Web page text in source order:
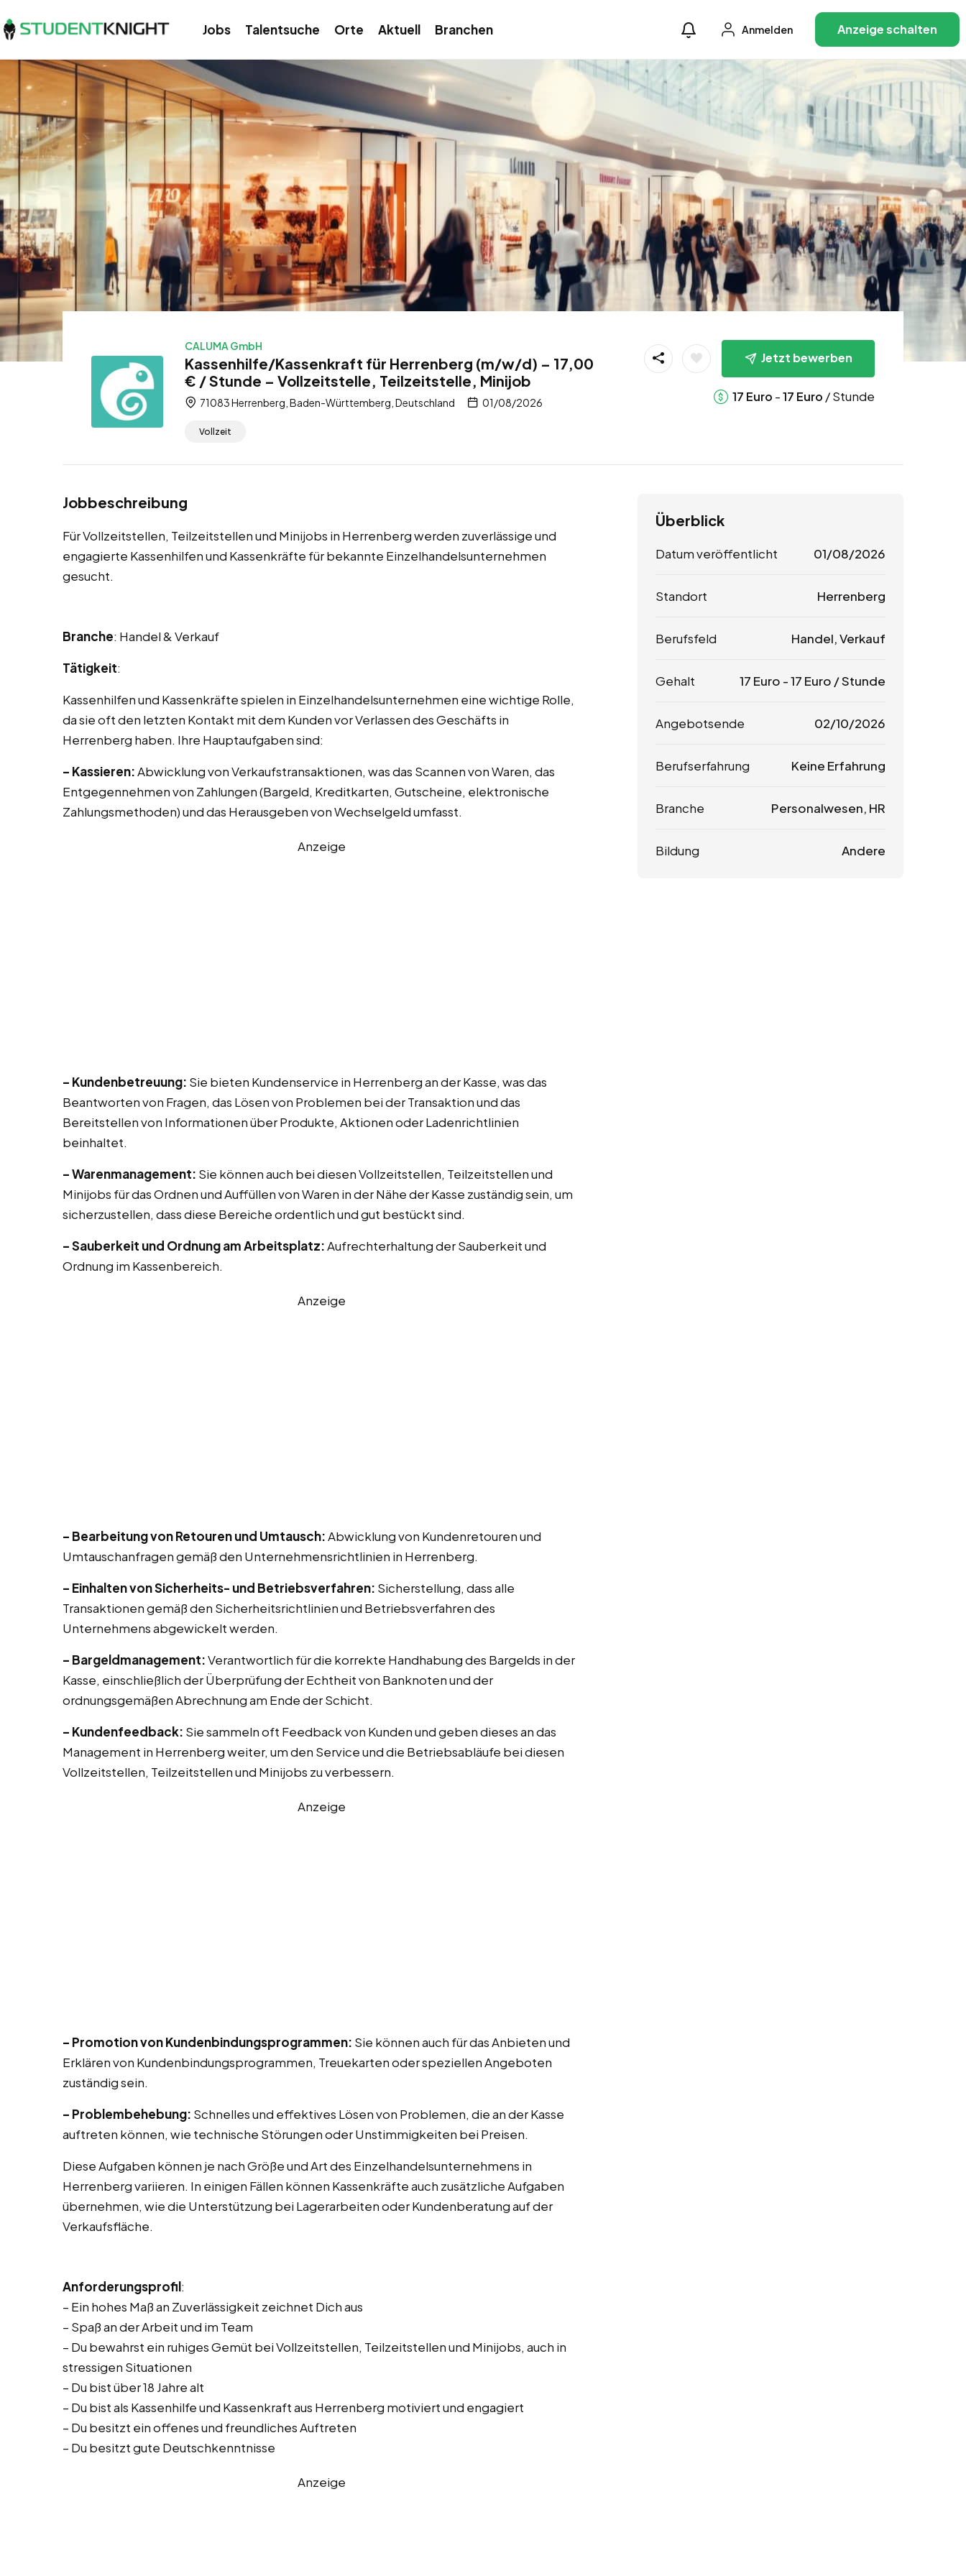
Jobs Talentsuche Orte Aktuell Branchen Anmelden Anzeige schalten
CALUMA GmbH
Kassenhilfe/Kassenkraft für Herrenberg (m/w/d) – 17,00
€ / Stunde – Vollzeitstelle, Teilzeitstelle, Minijob
71083 Herrenberg, Baden-Württemberg, Deutschland 01/08/2026
Vollzeit
Jetzt bewerben
17 Euro -17 Euro / Stunde
Jobbeschreibung
Für Vollzeitstellen, Teilzeitstellen und Minijobs in Herrenberg werden zuverlässige und
engagierte Kassenhilfen und Kassenkräfte für bekannte Einzelhandelsunternehmen
gesucht.
Branche: Handel & Verkauf
Tätigkeit:
Kassenhilfen und Kassenkräfte spielen in Einzelhandelsunternehmen eine wichtige Rolle,
da sie oft den letzten Kontakt mit dem Kunden vor Verlassen des Geschäfts in
Herrenberg haben. Ihre Hauptaufgaben sind:
– Kassieren:Abwicklung von Verkaufstransaktionen, was das Scannen von Waren, das
Entgegennehmen von Zahlungen (Bargeld, Kreditkarten, Gutscheine, elektronische
Zahlungsmethoden) und das Herausgeben von Wechselgeld umfasst.
Anzeige
– Kundenbetreuung: Sie bieten Kundenservice in Herrenberg an der Kasse, was das
Beantworten von Fragen, das Lösen von Problemen bei der Transaktion und das
Bereitstellen von Informationen über Produkte, Aktionen oder Ladenrichtlinien
beinhaltet.
– Warenmanagement: Sie können auch bei diesen Vollzeitstellen, Teilzeitstellen und
Minijobs für das Ordnen und Auffüllen von Waren in der Nähe der Kasse zuständig sein, um
sicherzustellen, dass diese Bereiche ordentlich und gut bestückt sind.
– Sauberkeit und Ordnung am Arbeitsplatz:Aufrechterhaltung der Sauberkeit und
Ordnung im Kassenbereich.
Anzeige
– Bearbeitung von Retouren und Umtausch:Abwicklung von Kundenretouren und
Umtauschanfragen gemäß den Unternehmensrichtlinien in Herrenberg.
– Einhalten von Sicherheits- und Betriebsverfahren: Sicherstellung, dass alle
Transaktionen gemäß den Sicherheitsrichtlinien und Betriebsverfahren des
Unternehmens abgewickelt werden.
– Bargeldmanagement:Verantwortlich für die korrekte Handhabung des Bargelds in der
Kasse, einschließlich der Überprüfung der Echtheit von Banknoten und der
ordnungsgemäßen Abrechnung am Ende der Schicht.
– Kundenfeedback: Sie sammeln oft Feedback von Kunden und geben dieses an das
Management in Herrenberg weiter, um den Service und die Betriebsabläufe bei diesen
Vollzeitstellen, Teilzeitstellen und Minijobs zu verbessern.
Anzeige
– Promotion von Kundenbindungsprogrammen: Sie können auch für das Anbieten und
Erklären von Kundenbindungsprogrammen, Treuekarten oder speziellen Angeboten
zuständig sein.
– Problembehebung: Schnelles und effektives Lösen von Problemen, die an der Kasse
auftreten können, wie technische Störungen oder Unstimmigkeiten bei Preisen.
Diese Aufgaben können je nach Größe und Art des Einzelhandelsunternehmens in
Herrenberg variieren. In einigen Fällen können Kassenkräfte auch zusätzliche Aufgaben
übernehmen, wie die Unterstützung bei Lagerarbeiten oder Kundenberatung auf der
Verkaufsfläche.
Anforderungsprofil:
– Ein hohes Maß an Zuverlässigkeit zeichnet Dich aus
– Spaß an der Arbeit und im Team
– Du bewahrst ein ruhiges Gemüt bei Vollzeitstellen, Teilzeitstellen und Minijobs, auch in
stressigen Situationen
– Du bist über 18 Jahre alt
– Du bist als Kassenhilfe und Kassenkraft aus Herrenberg motiviert und engagiert
– Du besitzt ein offenes und freundliches Auftreten
– Du besitzt gute Deutschkenntnisse
Anzeige
Überblick
Datum veröffentlicht 01/08/2026
Standort Herrenberg
Berufsfeld Handel, Verkauf
Gehalt 17 Euro -17 Euro / Stunde
Angebotsende 02/10/2026
Berufserfahrung Keine Erfahrung
Branche Personalwesen, HR
Bildung Andere